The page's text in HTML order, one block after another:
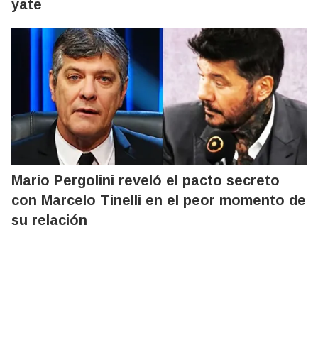
yate
Mario Pergolini reveló el pacto secreto
con Marcelo Tinelli en el peor momento de
su relación